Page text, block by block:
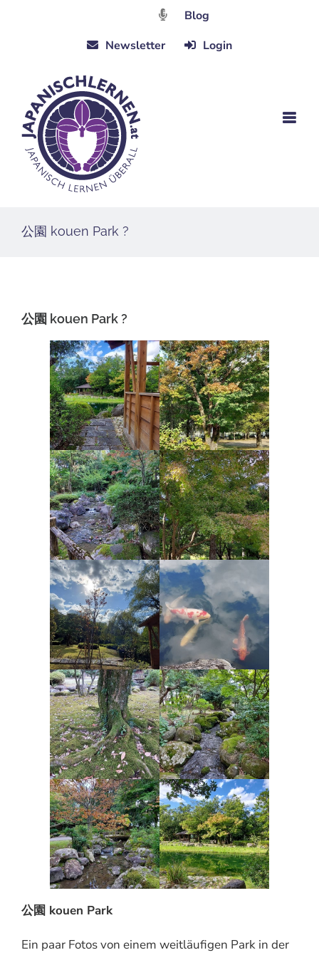
Blog
Newsletter
Login
公園 kouen Park ?
公園 kouen Park ?
公園 kouen Park
Ein paar Fotos von einem weitläufigen Park in der